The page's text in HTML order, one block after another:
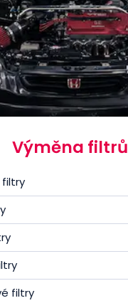
Výměna filtrů
filtry